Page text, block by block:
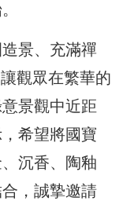
景、充滿禪
觀眾在繁華的
景觀中近距
希望將國寶
沉香、陶釉
，誠摯邀請